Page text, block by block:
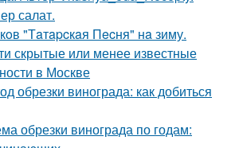
салат.
"Тaтapcкaя Пecня" нa зиму.
скрытые или менее известные
в Москве
обрезки винограда: как добиться
обрезки винограда по годам: